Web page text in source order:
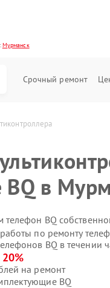
Мурманск
Срочный ремонт
BQ в
телефон BQ
по ремонту
BQ в течении
20%
на ремонт
BQ